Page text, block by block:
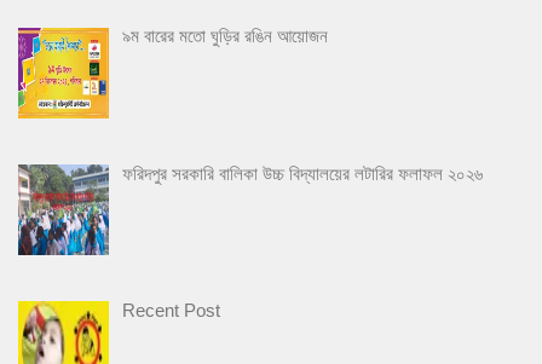
৯ম বারের মতো ঘুড়ির রঙিন আয়োজন
ফরিদপুর সরকারি বালিকা উচ্চ বিদ্যালয়ের লটারির ফলাফল ২০২৬
Recent Post